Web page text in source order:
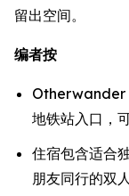
留出空间。
编者按
Otherwander
地铁站入口，
住宿包含适合
朋友同行的双